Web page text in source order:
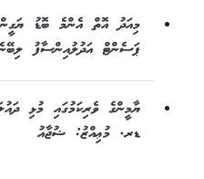
ޕަސެންޓް އަދުލުއިންސާފު
ޔާމީންގެ ވެރިކަމުގައި މުޅި
ޑރ. މުޢިއްޒު: ޝުޖާއު